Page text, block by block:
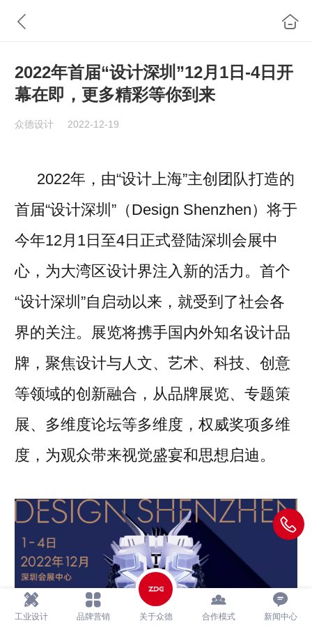
2022年首届“设计深圳”12月1日-4日开
幕在即，更多精彩等你到来
众德设计 2022-12-19
2022年，由“设计上海”主创团队打造的
首届“设计深圳”（Design Shenzhen）将于
今年12月1日至4日正式登陆深圳会展中
心，为大湾区设计界注入新的活力。首个
“设计深圳”自启动以来，就受到了社会各
界的关注。展览将携手国内外知名设计品
牌，聚焦设计与人文、艺术、科技、创意
等领域的创新融合，从品牌展览、专题策
展、多维度论坛等多维度，权威奖项多维
度，为观众带来视觉盛宴和思想启迪。
工业设计 品牌营销 关于众德 合作模式 新闻中心